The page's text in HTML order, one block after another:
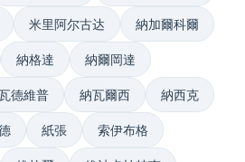
米里阿尔古达 納加爾科爾
納格達 納爾岡達
德維普 納瓦爾西 納西克
紙張 索伊布格